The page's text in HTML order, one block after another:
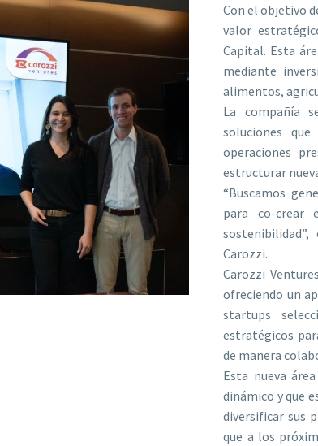
Con el objetivo
valor
Capital. Esta
mediante
alimentos,
La compañía
soluciones
operaciones
estructurar
“Buscamos
para co-
Carozzi.
Carozzi
ofreciendo un
startups
estratégicos
de manera
Esta nueva
dinámico y que
diversificar sus
que a los